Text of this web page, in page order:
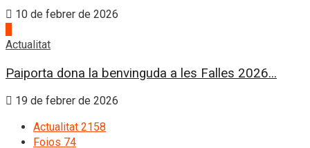
10 de febrer de 2026
Actualitat
Paiporta dona la benvinguda a les Falles 2026...
19 de febrer de 2026
Actualitat 2158
Foios 74